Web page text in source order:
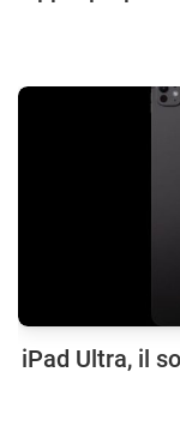
iPad Ultra, il